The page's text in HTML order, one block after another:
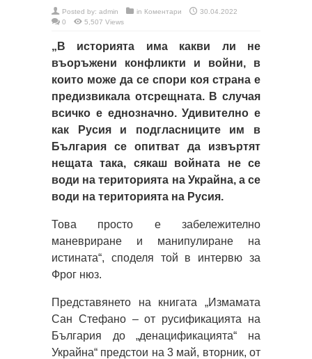
Posted by: admin in Коментари
30.04.2022
0
5,507 Views
„В историята има какви ли не
въоръжени конфликти и войни, в
които може да се спори коя страна е
предизвикала отсрещната. В случая
всичко е еднозначно. Удивително е
как Русия и подгласниците им в
България се опитват да извъртят
нещата така, сякаш войната не се
води на територията на Украйна, а се
води на територията на Русия.
Това просто е забележително
маневриране и манипулиране на
истината“, споделя той в интервю за
Фрог нюз.
Представянето на книгата „Измамата
Сан Стефано – от русификацията на
България до „денацификацията“ на
Украйна“ предстои на 3 май, вторник, от